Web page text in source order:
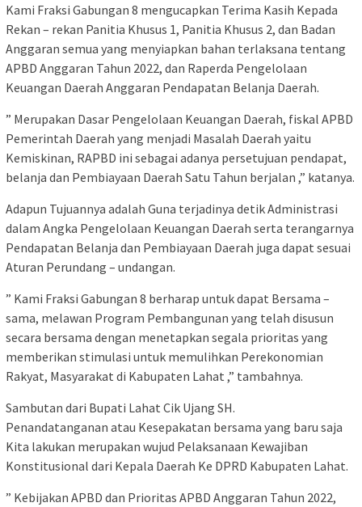
Kami Fraksi Gabungan 8 mengucapkan Terima Kasih Kepada
Rekan – rekan Panitia Khusus 1, Panitia Khusus 2, dan Badan
Anggaran semua yang menyiapkan bahan terlaksana tentang
APBD Anggaran Tahun 2022, dan Raperda Pengelolaan
Keuangan Daerah Anggaran Pendapatan Belanja Daerah.
” Merupakan Dasar Pengelolaan Keuangan Daerah, fiskal APBD
Pemerintah Daerah yang menjadi Masalah Daerah yaitu
Kemiskinan, RAPBD ini sebagai adanya persetujuan pendapat,
belanja dan Pembiayaan Daerah Satu Tahun berjalan ,” katanya.
Adapun Tujuannya adalah Guna terjadinya detik Administrasi
dalam Angka Pengelolaan Keuangan Daerah serta terangarnya
Pendapatan Belanja dan Pembiayaan Daerah juga dapat sesuai
Aturan Perundang – undangan.
” Kami Fraksi Gabungan 8 berharap untuk dapat Bersama –
sama, melawan Program Pembangunan yang telah disusun
secara bersama dengan menetapkan segala prioritas yang
memberikan stimulasi untuk memulihkan Perekonomian
Rakyat, Masyarakat di Kabupaten Lahat ,” tambahnya.
Sambutan dari Bupati Lahat Cik Ujang SH.
Penandatanganan atau Kesepakatan bersama yang baru saja
Kita lakukan merupakan wujud Pelaksanaan Kewajiban
Konstitusional dari Kepala Daerah Ke DPRD Kabupaten Lahat.
” Kebijakan APBD dan Prioritas APBD Anggaran Tahun 2022,